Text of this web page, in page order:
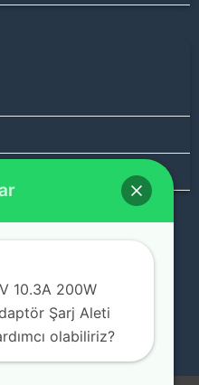
Starı
10.3A 200W
Şarj Aleti
olabiliriz?